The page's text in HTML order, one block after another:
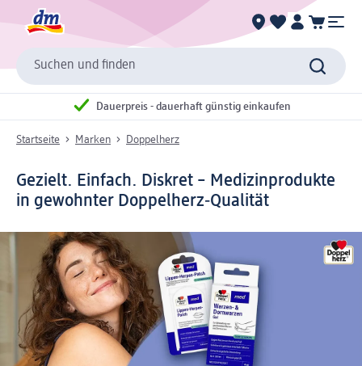
Suchen und finden
Dauerpreis - dauerhaft günstig einkaufen
Startseite Marken Doppelherz
Gezielt. Einfach. Diskret – Medizinprodukte
in gewohnter Doppelherz‑Qualität